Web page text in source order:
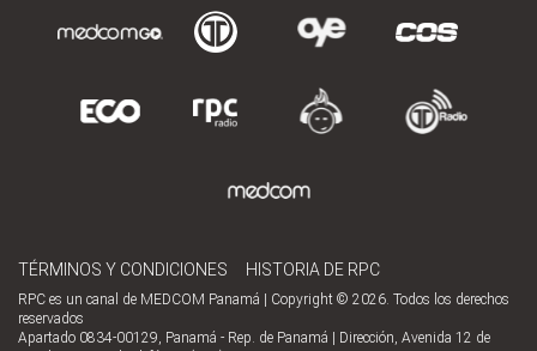
TÉRMINOS Y CONDICIONES HISTORIA DE RPC
RPC es un canal de MEDCOM Panamá | Copyright © 2026. Todos los derechos
reservados
Apartado 0834-00129, Panamá - Rep. de Panamá | Dirección, Avenida 12 de